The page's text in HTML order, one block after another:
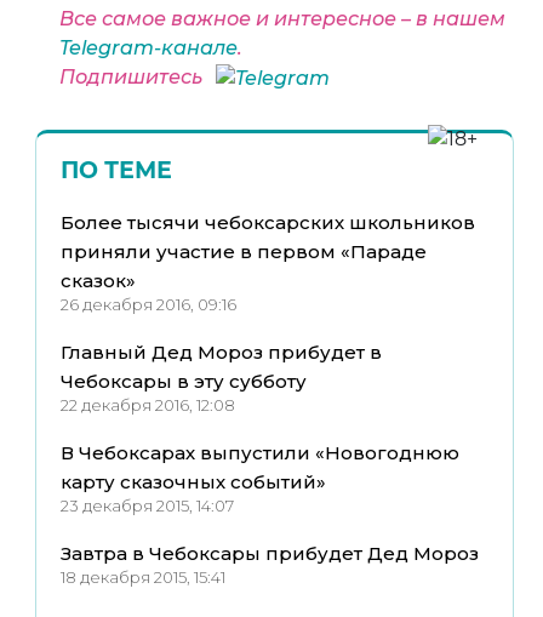
Все самое важное и интересное – в нашем
Telegram-канале.
Подпишитесь
ПО ТЕМЕ
Более тысячи чебоксарских школьников
приняли участие в первом «Параде
сказок»
26 декабря 2016, 09:16
Главный Дед Мороз прибудет в
Чебоксары в эту субботу
22 декабря 2016, 12:08
В Чебоксарах выпустили «Новогоднюю
карту сказочных событий»
23 декабря 2015, 14:07
Завтра в Чебоксары прибудет Дед Мороз
18 декабря 2015, 15:41